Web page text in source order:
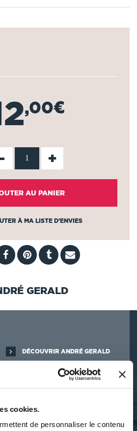
cookies.
de personnaliser le contenu
,00€
- +
AU PANIER
À MA LISTE D'ENVIES
GERALD
DÉCOUVRIR ANDRÉ GERALD